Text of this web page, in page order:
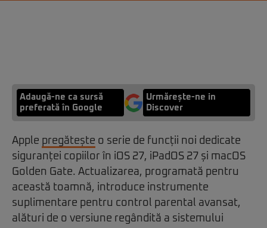
Adaugă-ne ca sursă
preferată în Google
Urmărește-ne in
Discover
Apple pregătește o serie de funcții noi dedicate
siguranței copiilor în iOS 27, iPadOS 27 și macOS
Golden Gate. Actualizarea, programată pentru
această toamnă, introduce instrumente
suplimentare pentru control parental avansat,
alături de o versiune regândită a sistemului